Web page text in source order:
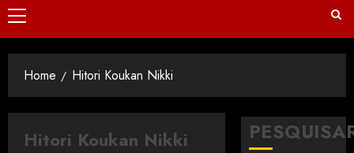
Home Hitori Koukan Nikki
Hitori Koukan Nikki